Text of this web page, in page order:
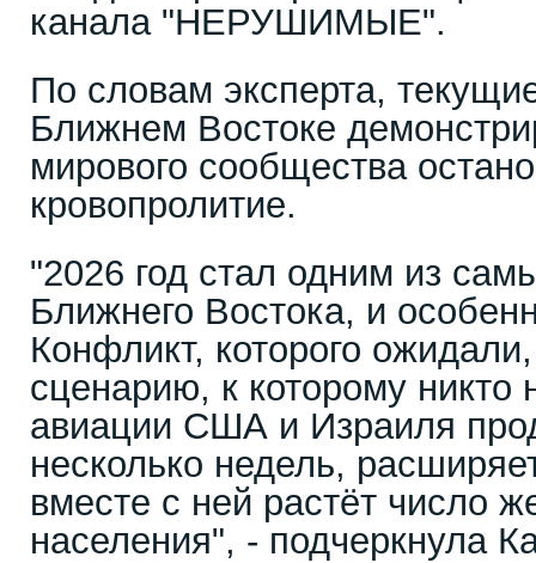
канала "НЕРУШИМЫЕ".
По словам эксперта,
Ближнем Востоке
мирового сообщества
кровопролитие.
"2026 год стал одним из
Ближнего Востока, и
Конфликт, которого
сценарию, к которому никто
авиации США и Израиля
несколько недель,
вместе с ней растёт число
населения", - подчеркнула